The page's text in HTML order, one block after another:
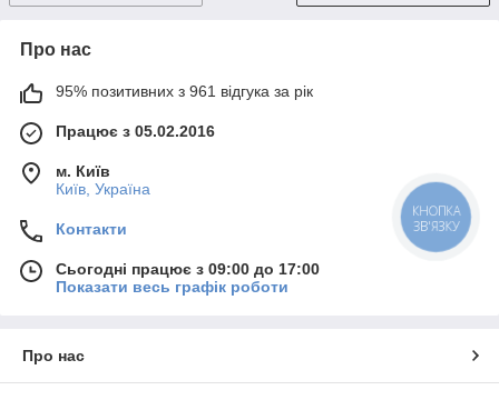
Про нас
95% позитивних з 961 відгука за рік
Працює з 05.02.2016
м. Київ
Київ, Україна
Контакти
Сьогодні працює з 09:00 до 17:00
Показати весь графік роботи
Про нас
КНОПКА
ЗВ'ЯЗКУ